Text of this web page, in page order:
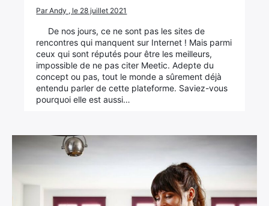
Par Andy , le 28 juillet 2021
De nos jours, ce ne sont pas les sites de
rencontres qui manquent sur Internet ! Mais parmi
ceux qui sont réputés pour être les meilleurs,
impossible de ne pas citer Meetic. Adepte du
concept ou pas, tout le monde a sûrement déjà
entendu parler de cette plateforme. Saviez-vous
pourquoi elle est aussi…